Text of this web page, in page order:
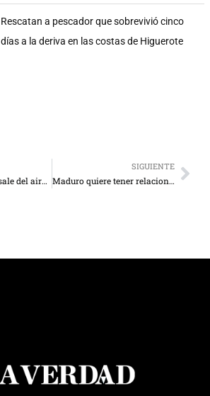
Rescatan a pescador que sobrevivió cinco
días a la deriva en las costas de Higuerote
Web de El Pitazo sale del aire tras ataque de hackers
SIGUIENTE
Maduro quiere tener relaciones de “respeto” con Trump